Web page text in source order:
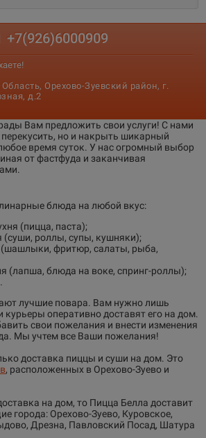
+7(926)6000909
Орехово-Зуевский район, г.
д.2
Вам предложить свои услуги! С нами
но и накрыть шикарный
время суток. У нас огромный выбор
от фастфуда и заканчивая
блюда на любой вкус:
(пицца, паста);
(суши, роллы, супы, кушняки);
(шашлыки, фритюр, салаты, рыба,
(лапша, блюда на воке, спринг-роллы);
лучшие повара. Вам нужно лишь
курьеры оперативно доставят его на дом.
свои пожелания и внести изменения
Мы учтем все Ваши пожелания!
доставка пиццы и суши на дом. Это
, расположенных в Орехово-Зуево и
на дом, то Пицца Белла доставит
города: Орехово-Зуево, Куровское,
Дрезна, Павловский Посад, Шатура